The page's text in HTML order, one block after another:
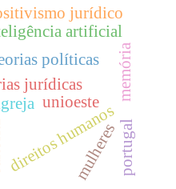
políticas
jurídicas
unioeste
artificial
direitos humanos
mulheres
memória
jurídico
portugal